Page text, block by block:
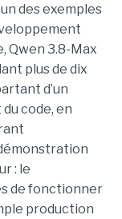
des exemples
Qwen 3.8-Max
plus de dix
d’un
code, en
: le
de fonctionner
production